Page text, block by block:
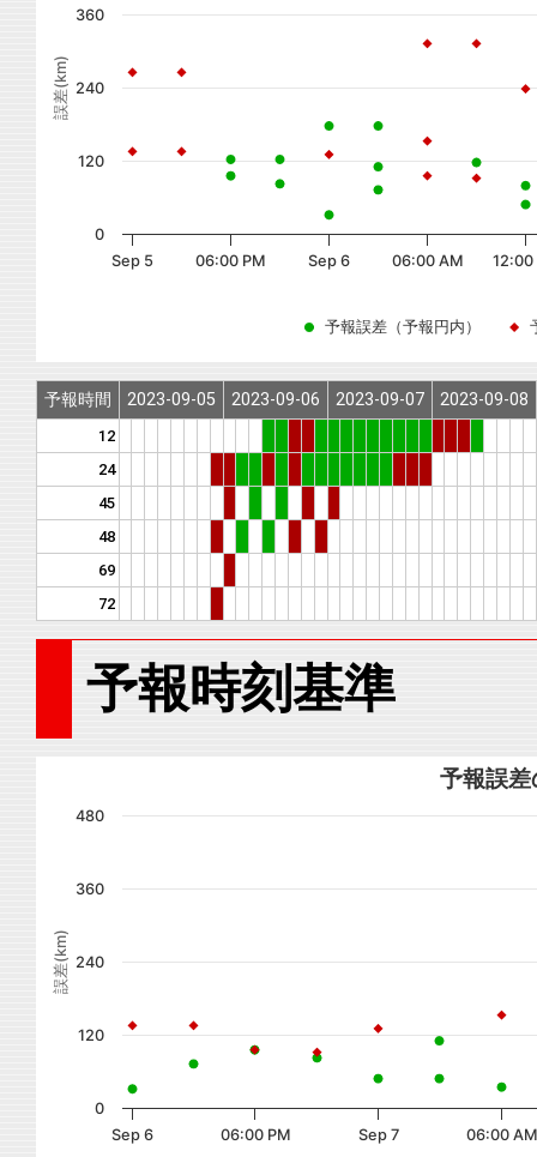
誤差(km)
予報誤差（予報円内）
Sep 5 06:00 PM Sep 6 06:00 AM 12:00
0
120
240
360
予報時間 2023-09-05 2023-09-06 2023-09-07 2023-09-08
12
24
45
48
69
72
予報時刻基準
誤差(km)
予報誤
Sep 6 06:00 PM Sep 7 06:00 AM
0
120
240
360
480